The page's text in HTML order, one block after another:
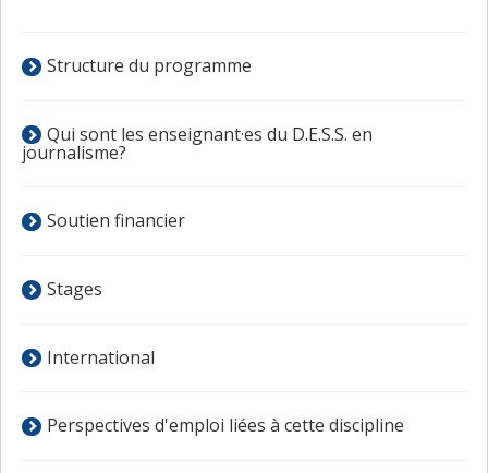
Structure du programme
Qui sont les enseignant·es du D.E.S.S. en
journalisme?
Soutien financier
Stages
International
Perspectives d'emploi liées à cette discipline